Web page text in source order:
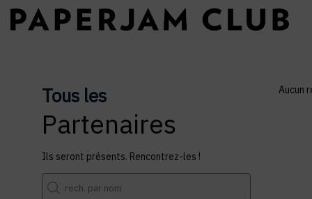
Tous les
Partenaires
Ils seront présents. Rencontrez-les !
Aucun